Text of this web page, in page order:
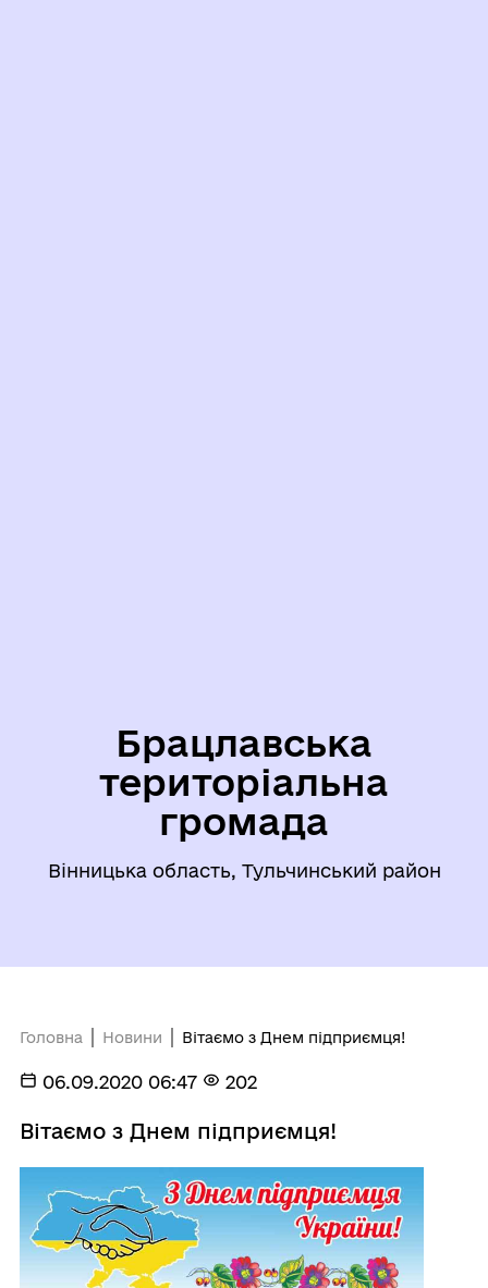
Брацлавська
територіальна
громада
Вінницька область, Тульчинський район
Головна Новини Вітаємо з Днем підприємця!
06.09.2020 06:47 202
Вітаємо з Днем підприємця!